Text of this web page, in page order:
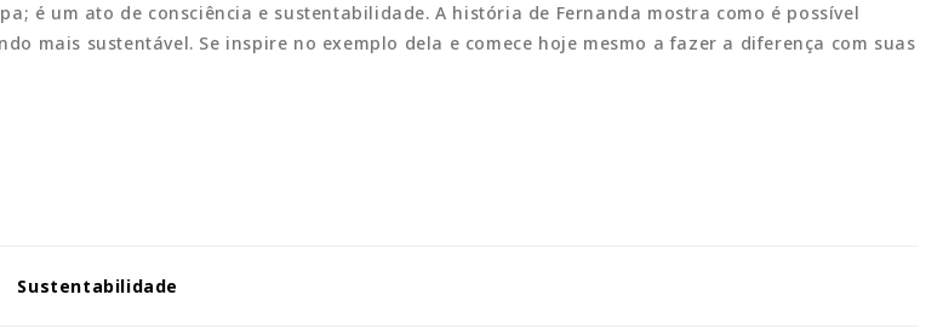
é um ato de consciência e sustentabilidade. A história de Fernanda mostra como é possível
mais sustentável. Se inspire no exemplo dela e comece hoje mesmo a fazer a diferença com suas
Sustentabilidade